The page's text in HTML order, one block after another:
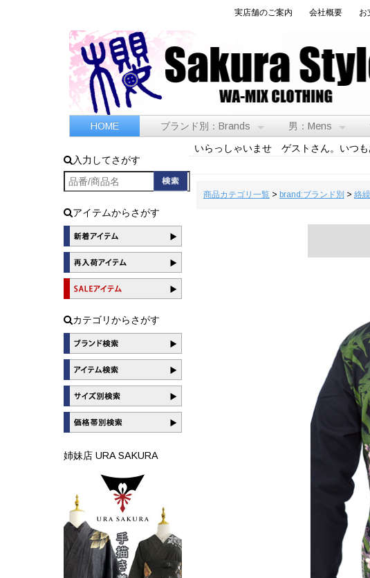
実店舗のご案内 会社概要 お
HOME ブランド別：Brands 男：Mens
入力してさがす
アイテムからさがす
カテゴリからさがす
姉妹店 URA SAKURA
いらっしゃいませ ゲストさん。いつも
商品カテゴリ一覧> brand:ブランド別 > 絡